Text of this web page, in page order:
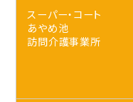
スーパー・コート
あやめ池
訪問介護事業所